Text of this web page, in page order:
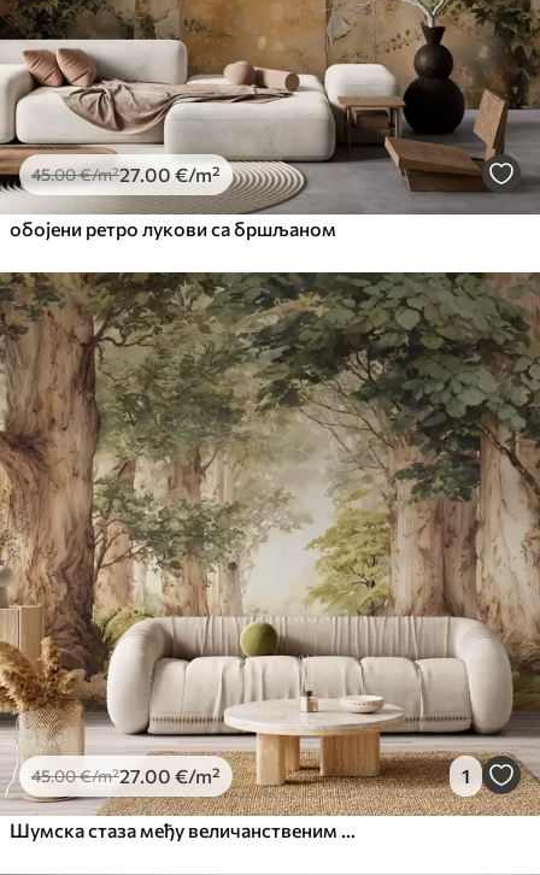
45.00€/m²27 .00 €/m²
обојени ретро лукови са бршљаном
45.00€/m²27 .00 €/m² 1